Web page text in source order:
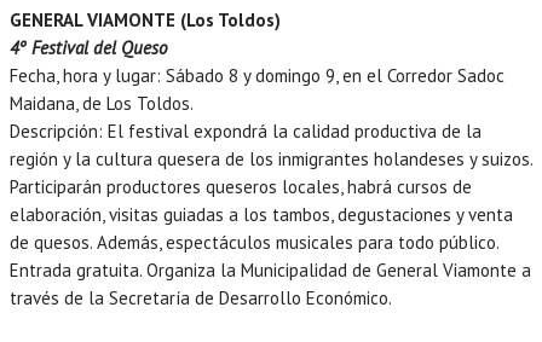
GENERAL VIAMONTE (Los Toldos)
4º Festival del Queso
Fecha, hora y lugar: Sábado 8 y domingo 9, en el Corredor Sadoc
Maidana, de Los Toldos.
Descripción: El festival expondrá la calidad productiva de la
región y la cultura quesera de los inmigrantes holandeses y suizos.
Participarán productores queseros locales, habrá cursos de
elaboración, visitas guiadas a los tambos, degustaciones y venta
de quesos. Además, espectáculos musicales para todo público.
Entrada gratuita. Organiza la Municipalidad de General Viamonte a
través de la Secretaría de Desarrollo Económico.